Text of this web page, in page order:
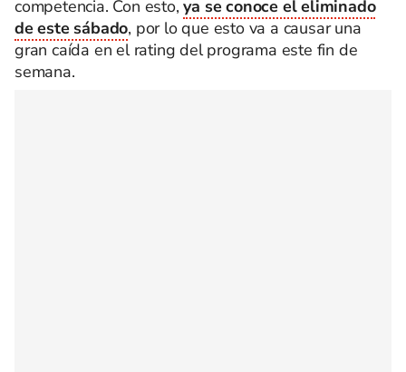
competencia. Con esto,ya se conoce el eliminado
de este sábado, por lo que esto va a causar una
gran caída en el rating del programa este fin de
semana.